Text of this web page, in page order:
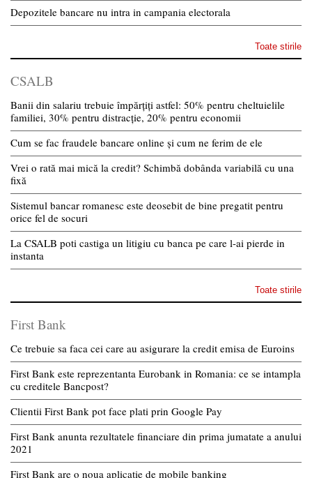
Depozitele bancare nu intra in campania electorala
Toate stirile
CSALB
Banii din salariu trebuie împărțiți astfel: 50% pentru cheltuielile
familiei, 30% pentru distracție, 20% pentru economii
Cum se fac fraudele bancare online și cum ne ferim de ele
Vrei o rată mai mică la credit? Schimbă dobânda variabilă cu una
fixă
Sistemul bancar romanesc este deosebit de bine pregatit pentru
orice fel de socuri
La CSALB poti castiga un litigiu cu banca pe care l-ai pierde in
instanta
Toate stirile
First Bank
Ce trebuie sa faca cei care au asigurare la credit emisa de Euroins
First Bank este reprezentanta Eurobank in Romania: ce se intampla
cu creditele Bancpost?
Clientii First Bank pot face plati prin Google Pay
First Bank anunta rezultatele financiare din prima jumatate a anului
2021
First Bank are o noua aplicatie de mobile banking